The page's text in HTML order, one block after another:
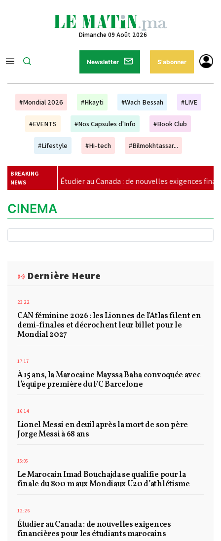
Dimanche 09 Août 2026
Newsletter S'abonner
#Mondial 2026 #Hkayti #Wach Bessah #LIVE
#EVENTS #Nos Capsules d'Info #Book Club
#Lifestyle #Hi-tech #Bilmokhtassar...
BREAKING
NEWS
Étudier au Canada : de nouvelles exigences financières pour
CINEMA
Dernière Heure
23:22
CAN féminine 2026 : les Lionnes de l'Atlas filent en
demi-finales et décrochent leur billet pour le
Mondial 2027
17:17
À 15 ans, la Marocaine Mayssa Baha convoquée avec
l’équipe première du FC Barcelone
16:14
Lionel Messi en deuil après la mort de son père
Jorge Messi à 68 ans
15:05
Le Marocain Imad Bouchajda se qualifie pour la
finale du 800 m aux Mondiaux U20 d’athlétisme
12:26
Étudier au Canada : de nouvelles exigences
financières pour les étudiants marocains